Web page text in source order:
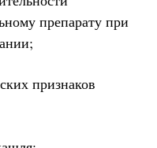
препарату при
признаков